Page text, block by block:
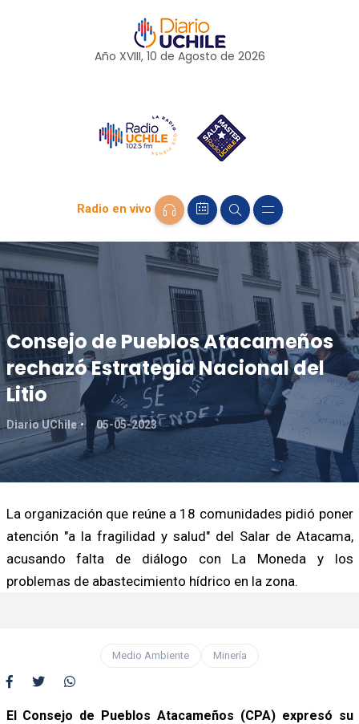
Año XVIII, 10 de Agosto de 2026
Radio en vivo
Consejo de Pueblos Atacameños
rechazó Estrategia Nacional del
Litio
Diario UChile 05-05-2023
La organización que reúne a 18 comunidades pidió poner
atención "a la fragilidad y salud" del Salar de Atacama,
acusando falta de diálogo con La Moneda y los
problemas de abastecimiento hídrico en la zona.
Medio Ambiente Minería
El Consejo de Pueblos Atacameños (CPA) expresó su